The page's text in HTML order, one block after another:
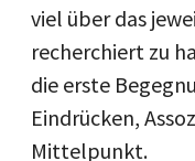
viel über das
recherchiert zu
die erste
Eindrücken,
Mittelpunkt.